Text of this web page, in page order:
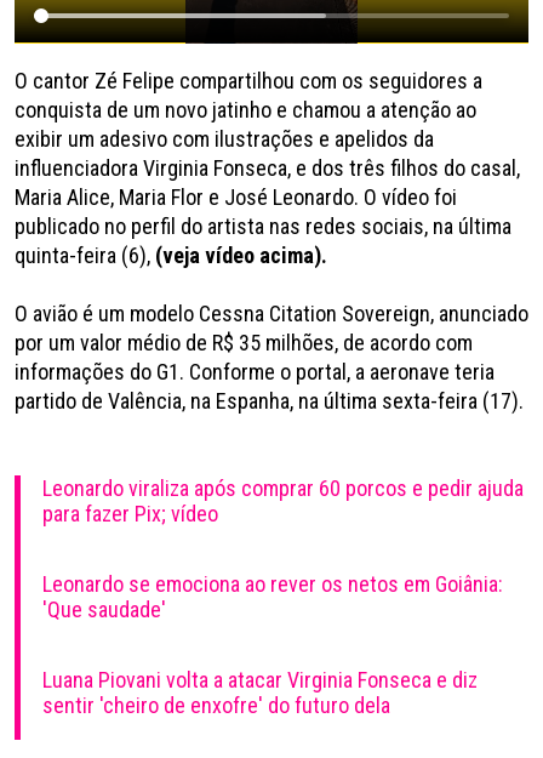
O cantor Zé Felipe compartilhou com os seguidores a
conquista de um novo jatinho e chamou a atenção ao
exibir um adesivo com ilustrações e apelidos da
influenciadora Virginia Fonseca, e dos três filhos do casal,
Maria Alice, Maria Flor e José Leonardo. O vídeo foi
publicado no perfil do artista nas redes sociais, na última
quinta-feira (6), (veja vídeo acima).
O avião é um modelo Cessna Citation Sovereign, anunciado
por um valor médio de R$ 35 milhões, de acordo com
informações do G1. Conforme o portal, a aeronave teria
partido de Valência, na Espanha, na última sexta-feira (17).
Leonardo viraliza após comprar 60 porcos e pedir ajuda
para fazer Pix; vídeo
Leonardo se emociona ao rever os netos em Goiânia:
'Que saudade'
Luana Piovani volta a atacar Virginia Fonseca e diz
sentir 'cheiro de enxofre' do futuro dela